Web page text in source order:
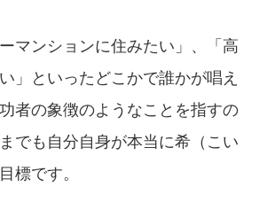
マンションに住みたい」、「高
」といったどこかで誰かが唱え
者の象徴のようなことを指すの
でも自分自身が本当に希（こい
標です。